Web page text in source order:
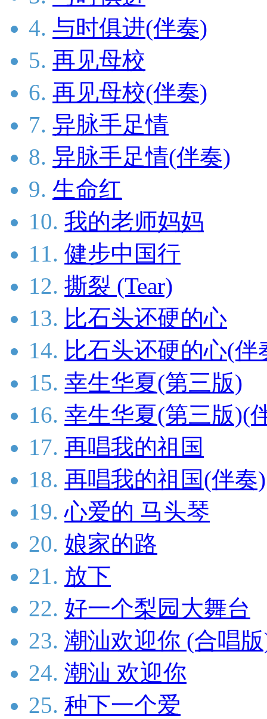
4. 与时俱进(伴奏)
5. 再见母校
6. 再见母校(伴奏)
7. 异脉手足情
8. 异脉手足情(伴奏)
9. 生命红
10. 我的老师妈妈
11. 健步中国行
12. 撕裂 (Tear)
13. 比石头还硬的心
14. 比石头还硬的心(伴
15. 幸生华夏(第三版)
16. 幸生华夏(第三版)(
17. 再唱我的祖国
18. 再唱我的祖国(伴奏)
19. 心爱的 马头琴
20. 娘家的路
21. 放下
22. 好一个梨园大舞台
23. 潮汕欢迎你 (合唱
24. 潮汕 欢迎你
25. 种下一个爱